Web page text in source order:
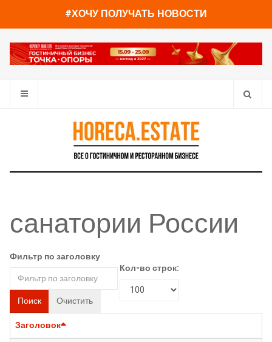
#ХОЧУ ПОЛУЧАТЬ НОВОСТИ
санатории России
Фильтр по заголовку
Поиск Очистить
Кол-во строк:
Заголовок